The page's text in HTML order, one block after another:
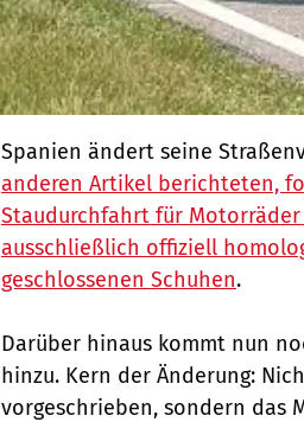
Spanien ändert seine
anderen Artikel berichteten,
Staudurchfahrt für
ausschließlich offiziell
geschlossenen Schuhen.
Darüber hinaus kommt nun
hinzu. Kern der Änderung:
vorgeschrieben, sondern das